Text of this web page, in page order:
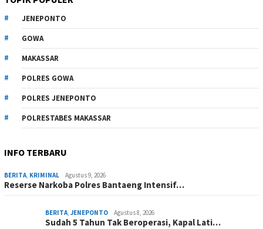
JENEPONTO
GOWA
MAKASSAR
POLRES GOWA
POLRES JENEPONTO
POLRESTABES MAKASSAR
INFO TERBARU
BERITA, KRIMINAL Agustus 9, 2026
Reserse Narkoba Polres Bantaeng Intensif…
BERITA, JENEPONTO Agustus 8, 2026
Sudah 5 Tahun Tak Beroperasi, Kapal Lati…